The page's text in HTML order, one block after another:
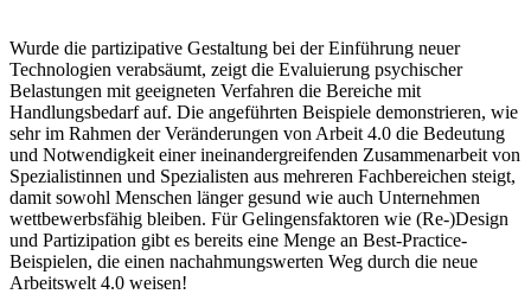
Wurde die partizipative Gestaltung bei der Einführung neuer
Technologien verabsäumt, zeigt die Evaluierung psychischer
Belastungen mit geeigneten Verfahren die Bereiche mit
Handlungsbedarf auf. Die angeführten Beispiele demonstrieren, wie
sehr im Rahmen der Veränderungen von Arbeit 4.0 die Bedeutung
und Notwendigkeit einer ineinandergreifenden Zusammenarbeit von
Spezialistinnen und Spezialisten aus mehreren Fachbereichen steigt,
damit sowohl Menschen länger gesund wie auch Unternehmen
wettbewerbsfähig bleiben. Für Gelingensfaktoren wie (Re-)Design
und Partizipation gibt es bereits eine Menge an Best-Practice-
Beispielen, die einen nachahmungswerten Weg durch die neue
Arbeitswelt 4.0 weisen!